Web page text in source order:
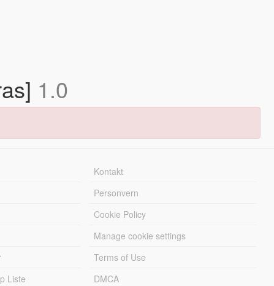
1.0
Liste
Kontakt
Personvern
Cookie Policy
Manage cookie settings
Terms of Use
DMCA